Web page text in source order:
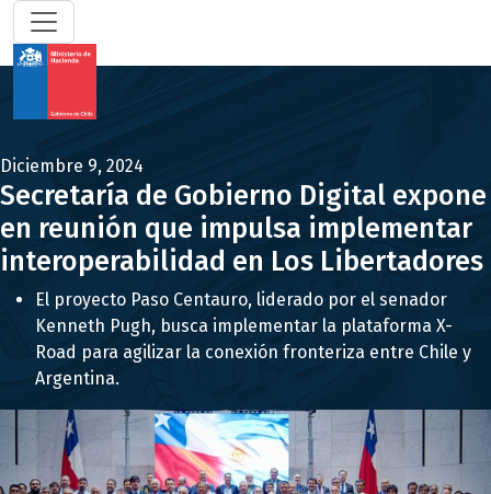
Diciembre 9, 2024
Secretaría de Gobierno Digital expone
en reunión que impulsa implementar
interoperabilidad en Los Libertadores
El proyecto Paso Centauro, liderado por el senador
Kenneth Pugh, busca implementar la plataforma X-
Road para agilizar la conexión fronteriza entre Chile y
Argentina.